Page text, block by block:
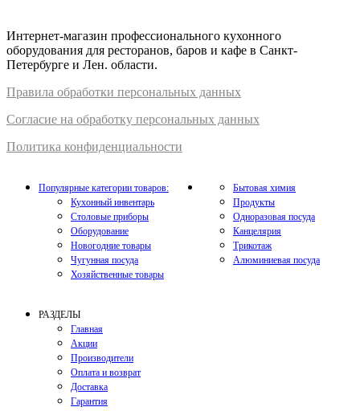
Интернет-магазин профессионального кухонного
оборудования для ресторанов, баров и кафе в Санкт-
Петербурге и Лен. области.
Правила обработки персональных данных
Согласие на обработку персональных данных
Политика конфиденциальности
Популярные категории товаров:
Кухонный инвентарь
Столовые приборы
Оборудование
Новогодние товары
Чугунная посуда
Хозяйственные товары
Бытовая химия
Продукты
Одноразовая посуда
Канцелярия
Трикотаж
Алюминиевая посуда
РАЗДЕЛЫ
Главная
Акции
Производители
Оплата и возврат
Доставка
Гарантия